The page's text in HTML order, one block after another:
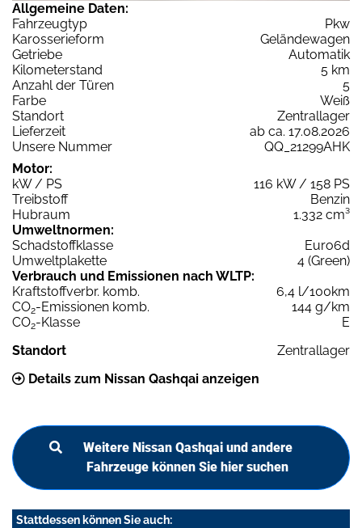
Allgemeine Daten:
Fahrzeugtyp
Pkw
Karosserieform
Geländewagen
Getriebe
Automatik
Kilometerstand
5 km
Anzahl der Türen
5
Farbe
Weiß
Standort
Zentrallager
Lieferzeit
ab ca. 17.08.2026
Unsere Nummer
QQ_21299AHK
Motor:
kW / PS
116 kW / 158 PS
Treibstoff
Benzin
Hubraum
1.332 cm³
Umweltnormen:
Schadstoffklasse
Euro6d
Umweltplakette
4 (Green)
Verbrauch und Emissionen nach WLTP:
Kraftstoffverbr. komb.
6,4 l/100km
CO2-Emissionen komb.
144 g/km
CO2-Klasse
E
Standort
Zentrallager
Details zum Nissan Qashqai anzeigen
Weitere Nissan Qashqai und andere
Fahrzeuge können Sie hier suchen
Stattdessen können Sie auch: